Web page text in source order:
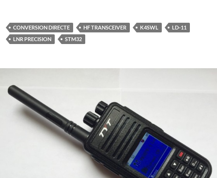
CONVERSION DIRECTE HF TRANSCEIVER K4SWL
LD-11
LNR PRECISION
STM32